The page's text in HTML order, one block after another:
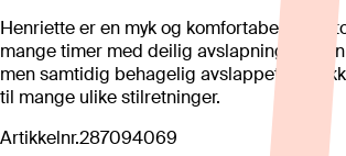
Henriette er en myk og komfortabel
mange timer med deilig avslapning.
men samtidig behagelig avslappet
til mange ulike stilretninger.
Artikkelnr.287094069